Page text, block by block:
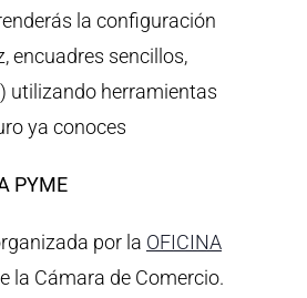
la configuración
encuadres sencillos,
utilizando herramientas
ya conoces
PYME
por la OFICINA
la Cámara de Comercio.